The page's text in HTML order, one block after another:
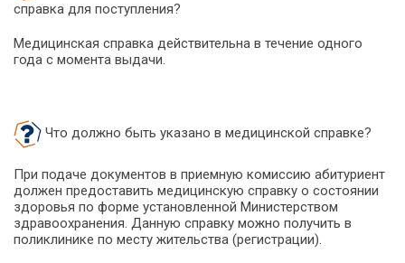
справка для поступления?
Медицинская справка действительна в течение одного
года с момента выдачи.
Что должно быть указано в медицинской справке?
При подаче документов в приемную комиссию абитуриент
должен предоставить медицинскую справку о состоянии
здоровья по форме установленной Министерством
здравоохранения. Данную справку можно получить в
поликлинике по месту жительства (регистрации).